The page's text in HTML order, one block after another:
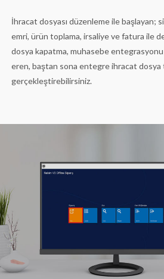
İhracat dosyası düzenleme ile başlayan;
emri, ürün toplama, irsaliye ve fatura ile
dosya kapatma, muhasebe
eren, baştan sona entegre ihracat
gerçekleştirebilirsiniz.